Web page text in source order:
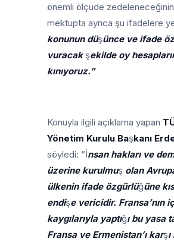
önemli ölçüde
mektupta ayrıca şu ifadelere
konunun düşünce ve ifade
vuracak şekilde oy
kınıyoruz.”
Konuyla ilgili açıklama yapan
Yönetim Kurulu Başkanı
söyledi: “İnsan hakları ve
üzerine kurulmuş olan
ülkenin ifade özgürlüğüne
endişe vericidir. Fransa’nın
kaygılarıyla yaptığı bu yasa
Fransa ve Ermenistan’ı karş